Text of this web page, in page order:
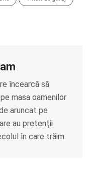
încearcă să
masa oamenilor
aruncat pe
au pretenţii
în care trăim.